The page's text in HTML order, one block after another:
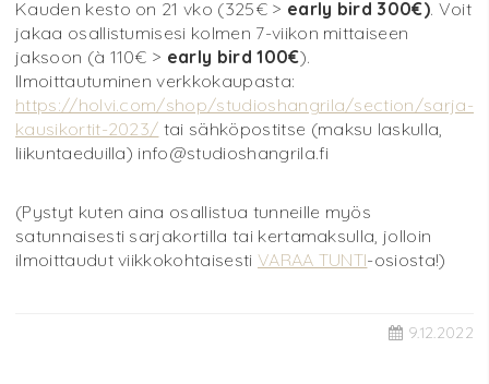
Kauden kesto on 21 vko (325€ > early bird 300€). Voit
jakaa osallistumisesi kolmen 7-viikon mittaiseen
jaksoon (à 110€ > early bird 100€).
Ilmoittautuminen verkkokaupasta:
https://holvi.com/shop/studioshangrila/section/sarja-
kausikortit-2023/ tai sähköpostitse (maksu laskulla,
liikuntaeduilla) info@studioshangrila.fi
(Pystyt kuten aina osallistua tunneille myös
satunnaisesti sarjakortilla tai kertamaksulla, jolloin
ilmoittaudut viikkokohtaisesti VARAA TUNTI-osiosta!)
9.12.2022